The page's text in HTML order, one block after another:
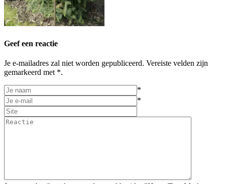
Geef een reactie
Je e-mailadres zal niet worden gepubliceerd. Vereiste velden zijn
gemarkeerd met *.
*
*